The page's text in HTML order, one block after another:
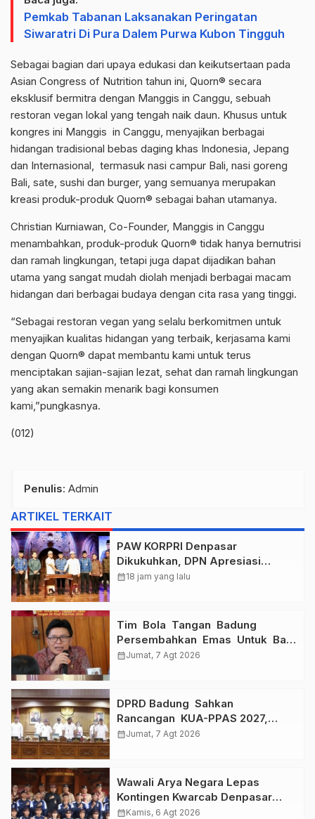
Pemkab Tabanan Laksanakan Peringatan
Siwaratri Di Pura Dalem Purwa Kubon Tingguh
Sebagai bagian dari upaya edukasi dan keikutsertaan pada
Asian Congress of Nutrition tahun ini, Quorn® secara
eksklusif bermitra dengan Manggis in Canggu, sebuah
restoran vegan lokal yang tengah naik daun. Khusus untuk
kongres ini Manggis in Canggu, menyajikan berbagai
hidangan tradisional bebas daging khas Indonesia, Jepang
dan Internasional, termasuk nasi campur Bali, nasi goreng
Bali, sate, sushi dan burger, yang semuanya merupakan
kreasi produk-produk Quorn® sebagai bahan utamanya.
Christian Kurniawan, Co-Founder, Manggis in Canggu
menambahkan, produk-produk Quorn® tidak hanya bernutrisi
dan ramah lingkungan, tetapi juga dapat dijadikan bahan
utama yang sangat mudah diolah menjadi berbagai macam
hidangan dari berbagai budaya dengan cita rasa yang tinggi.
“Sebagai restoran vegan yang selalu berkomitmen untuk
menyajikan kualitas hidangan yang terbaik, kerjasama kami
dengan Quorn® dapat membantu kami untuk terus
menciptakan sajian-sajian lezat, sehat dan ramah lingkungan
yang akan semakin menarik bagi konsumen
kami,”pungkasnya.
(012)
Penulis: Admin
ARTIKEL TERKAIT
PAW KORPRI Denpasar
Dikukuhkan, DPN Apresiasi
“Sembagi Arutala” untuk Lindungi
calendar_month18 jam yang lalu
Tim Bola Tangan Badung
Persembahkan Emas Untuk Bali
, Taklukkan Jawa Tengah Di
calendar_monthJumat, 7 Agt 2026
DPRD Badung Sahkan
Rancangan KUA-PPAS 2027,
Anggaran Tembus Lebih Dari
calendar_monthJumat, 7 Agt 2026
Wawali Arya Negara Lepas
Kontingen Kwarcab Denpasar
Menuju Jambore Nasional XII
calendar_monthKamis, 6 Agt 2026